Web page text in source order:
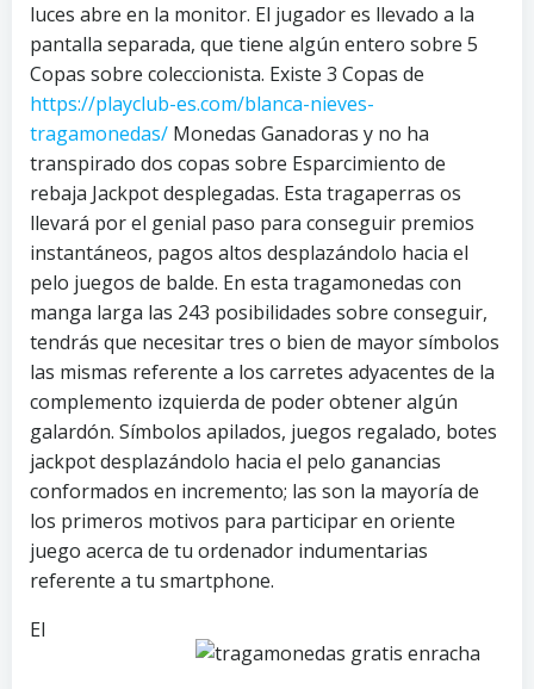
luces abre en la monitor. El jugador es llevado a la
pantalla separada, que tiene algún entero sobre 5
Copas sobre coleccionista. Existe 3 Copas de
https://playclub-es.com/blanca-nieves-
tragamonedas/ Monedas Ganadoras y no ha
transpirado dos copas sobre Esparcimiento de
rebaja Jackpot desplegadas. Esta tragaperras os
llevará por el genial paso para conseguir premios
instantáneos, pagos altos desplazándolo hacia el
pelo juegos de balde. En esta tragamonedas con
manga larga las 243 posibilidades sobre conseguir,
tendrás que necesitar tres o bien de mayor símbolos
las mismas referente a los carretes adyacentes de la
complemento izquierda de poder obtener algún
galardón. Símbolos apilados, juegos regalado, botes
jackpot desplazándolo hacia el pelo ganancias
conformados en incremento; las son la mayorí­a de
los primeros motivos para participar en oriente
juego acerca de tu ordenador indumentarias
referente a tu smartphone.
El